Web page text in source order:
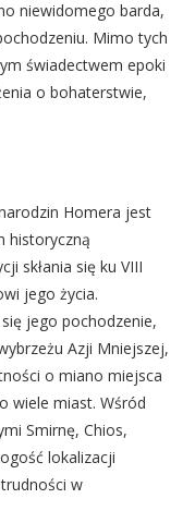
niewidomego barda,
Mimo tych
świadectwem epoki
o bohaterstwie,
Homera jest
historyczną
skłania się ku VIII
jego życia.
jego pochodzenie,
Azji Mniejszej,
o miano miejsca
wiele miast. Wśród
Smirnę, Chios,
lokalizacji
w